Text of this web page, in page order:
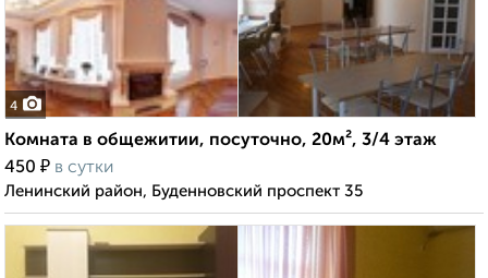
4
Комната в общежитии, посуточно, 20м², 3/4 этаж
450 ₽ в сутки
Ленинский район, Буденновский проспект 35